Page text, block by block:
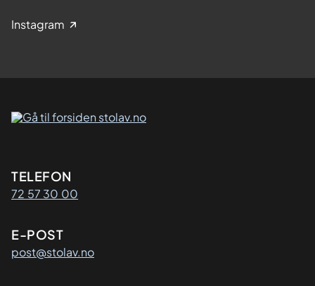
Instagram
Kontaktinformasjon
TELEFON
72 57 30 00
E-POST
post@stolav.no